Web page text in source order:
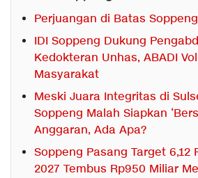
Perjuangan di Batas
IDI Soppeng Dukung
Kedokteran Unhas, ABADI
Masyarakat
Meski Juara Integritas di
Soppeng Malah Siapkan
Anggaran, Ada Apa?
Soppeng Pasang Target 6,12
2027 Tembus Rp950 Miliar